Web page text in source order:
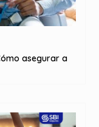
asegurar a